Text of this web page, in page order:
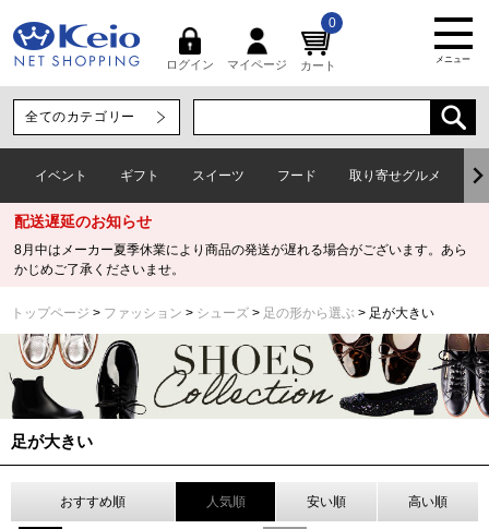
ログイン マイページ カート
0
メニュー
イベント ギフト スイーツ フード 取り寄せグルメ
配送遅延のお知らせ
8月中はメーカー夏季休業により商品の発送が遅れる場合がございます。あら
かじめご了承くださいませ。
トップページ ファッション シューズ 足の形から選ぶ 足が大きい
足が大きい
おすすめ順 人気順 安い順 高い順